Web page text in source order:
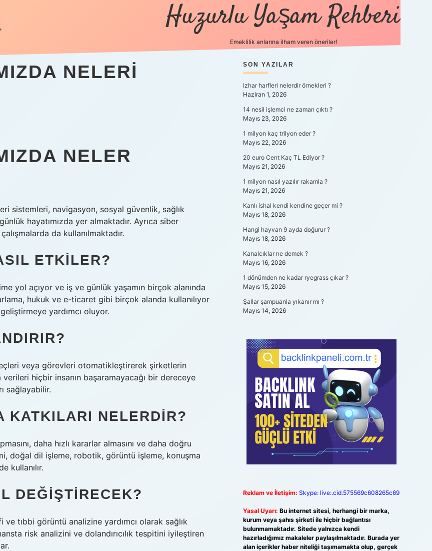
Huzurlu Yaşam Rehberi
Emeklilik anlarına ilham veren öneriler!
NELERI
NELER
sistemleri, navigasyon, sosyal güvenlik, sağlık
hayatımızda yer almaktadır. Ayrıca siber
da kullanılmaktadır.
ETKILER?
yol açıyor ve iş ve günlük yaşamın birçok alanında
hukuk ve e-ticaret gibi birçok alanda kullanılıyor
yardımcı oluyor.
veya görevleri otomatikleştirerek şirketlerin
verileri hiçbir insanın başaramayacağı bir dereceye
sağlayabilir.
KATKILARI NELERDIR?
daha hızlı kararlar almasını ve daha doğru
doğal dil işleme, robotik, görüntü işleme, konuşma
kullanılır.
DEĞIŞTIRECEK?
tıbbi görüntü analizine yardımcı olarak sağlık
risk analizini ve dolandırıcılık tespitini iyileştiren
SIDEBAR
SON YAZILAR
Izhar harfleri nelerdir örnekleri ?
Haziran 1, 2026
14 nesil işlemci ne zaman çıktı ?
Mayıs 23, 2026
1 milyon kaç trilyon eder ?
Mayıs 22, 2026
20 euro Cent Kaç TL Ediyor ?
Mayıs 21, 2026
1 milyon nasıl yazılır rakamla ?
Mayıs 21, 2026
Kanlı ishal kendi kendine geçer mi ?
Mayıs 18, 2026
Hangi hayvan 9 ayda doğurur ?
Mayıs 18, 2026
Kanalcıklar ne demek ?
Mayıs 16, 2026
1 dönümden ne kadar ryegrass çıkar ?
Mayıs 15, 2026
Şallar şampuanla yıkanır mı ?
Mayıs 14, 2026
Reklam ve İletişim: Skype: live:.cid.575569c608265c69
Yasal Uyarı: Bu internet sitesi, herhangi bir marka,
kurum veya şahıs şirketi ile hiçbir bağlantısı
bulunmamaktadır. Sitede yalnızca kendi
hazırladığımız makaleler paylaşılmaktadır. Burada yer
alan içerikler haber niteliği taşımamakta olup, gerçek
https://betci.co/vdcasino